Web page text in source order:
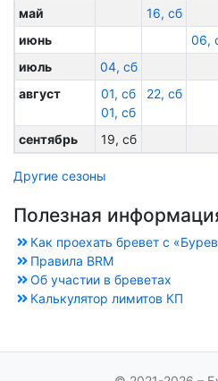
май
16, сб
июнь
06,
июль
04, сб
август
01, сб
01, сб
22, сб
сентябрь 19, сб
Другие сезоны
Полезная
Как проехать бревет с
Правила BRM
Об участии в бреветах
Калькулятор лимитов КП